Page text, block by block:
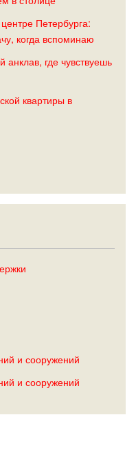
Петербурга:
когда вспоминаю
анклав, где чувствуешь
квартиры в
и сооружений
и сооружений